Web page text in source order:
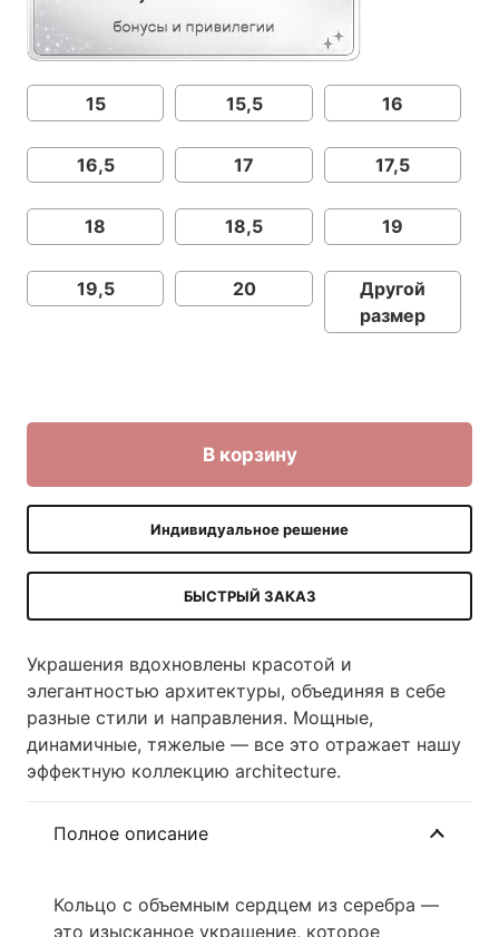
15 15,5 16
16,5 17 17,5
18 18,5 19
19,5 20
Другой
размер
В корзину
Индивидуальное решение
БЫСТРЫЙ ЗАКАЗ
Украшения вдохновлены красотой и
элегантностью архитектуры, объединяя в себе
разные стили и направления. Мощные,
динамичные, тяжелые — все это отражает нашу
эффектную коллекцию architecture.
Полное описание
Кольцо с объемным сердцем из серебра —
это изысканное украшение, которое